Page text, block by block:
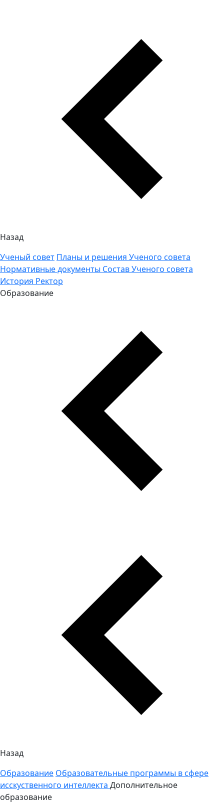
Назад
Ученый совет Планы и решения Ученого совета
Нормативные документы Состав Ученого совета
История Ректор
Образование
Назад
Образование Образовательные программы в сфере
исскуственного интеллекта Дополнительное
образование